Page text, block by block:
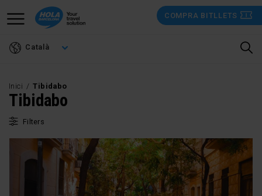
COMPRA BITLLETS
Català
Inici Tibidabo
Tibidabo
Filters